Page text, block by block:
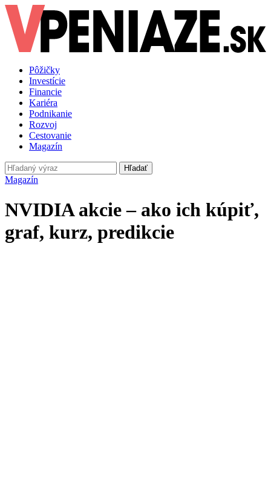
Pôžičky
Investície
Financie
Kariéra
Podnikanie
Rozvoj
Cestovanie
Magazín
Hľadať
Magazín
NVIDIA akcie – ako ich kúpiť,
graf, kurz, predikcie